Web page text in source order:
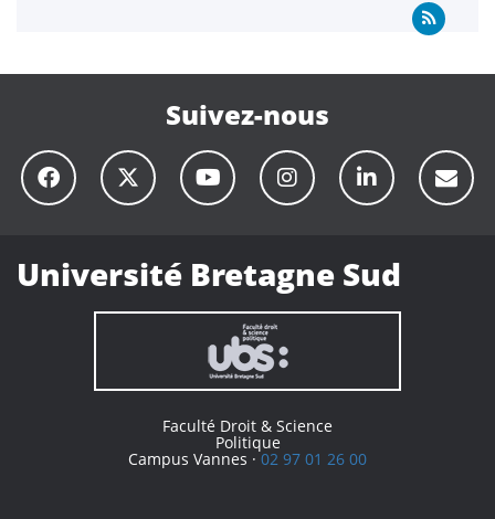
Suivez-nous
Université Bretagne Sud
Faculté Droit & Science
Politique
Campus Vannes ·02 97 01 26 00